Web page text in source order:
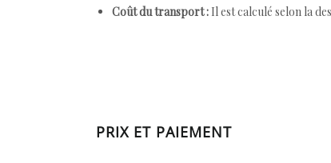
Coût du transport : Il est calculé selon la
PRIX ET PAIEMENT